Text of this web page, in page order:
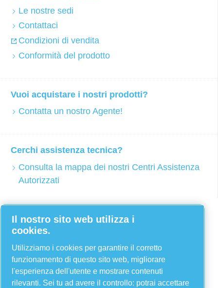
Le nostre sedi
Contattaci
Condizioni di vendita
Conformità del prodotto
Vuoi acquistare i nostri prodotti?
Contatta un nostro Agente!
Cerchi assistenza tecnica?
Consulta la mappa dei nostri Centri Assistenza
Autorizzati
Facebook
Twitter
YouTube
Linkedin
Instagram
Il nostro sito web utilizza i
cookies.
Utilizziamo i cookies per garantire il corretto
funzionamento di questo sito web, migliorare
l'esperienza dell'utente e mostrare contenuti
rilevanti. Sei tu ad avere il controllo: potrai accettare